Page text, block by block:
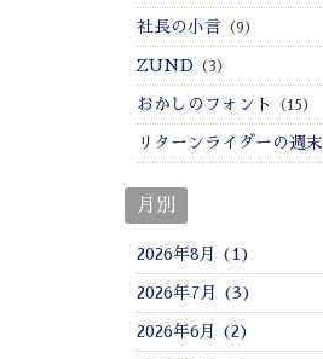
社長の小言（9）
ZUND （3）
おかしのフォント （15）
リターンライダーの週末
月別
2026年8月 (1)
2026年7月 (3)
2026年6月 (2)